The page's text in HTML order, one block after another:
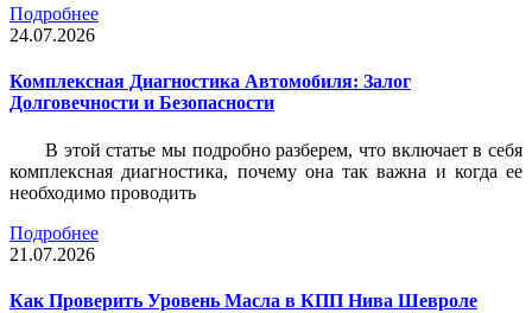
Подробнее
24.07.2026
Комплексная Диагностика Автомобиля: Залог
Долговечности и Безопасности
В этой статье мы подробно разберем, что включает в себя
комплексная диагностика, почему она так важна и когда ее
необходимо проводить
Подробнее
21.07.2026
Как Проверить Уровень Масла в КПП Нива Шевроле